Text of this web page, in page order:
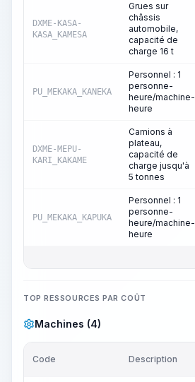
DXME-KASA-
KASA_KAMESA
Grues sur
châssis
automobile,
capacité de
charge 16 t
PU_MEKAKA_KANEKA
Personnel : 1
personne-
heure/machine-
heure
DXME-MEPU-
KARI_KAKAME
Camions à
plateau,
capacité de
charge jusqu'à
5 tonnes
PU_MEKAKA_KAPUKA
Personnel : 1
personne-
heure/machine-
heure
TOP RESSOURCES PAR COÛT
Machines (4)
Code Description